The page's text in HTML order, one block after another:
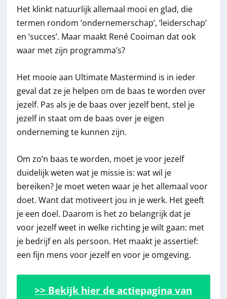
Het klinkt natuurlijk allemaal mooi en glad, die
termen rondom ‘ondernemerschap’, ‘leiderschap’
en ‘succes’. Maar maakt René Cooiman dat ook
waar met zijn programma’s?
Het mooie aan Ultimate Mastermind is in ieder
geval dat ze je helpen om de baas te worden over
jezelf. Pas als je de baas over jezelf bent, stel je
jezelf in staat om de baas over je eigen
onderneming te kunnen zijn.
Om zo’n baas te worden, moet je voor jezelf
duidelijk weten wat je missie is: wat wil je
bereiken? Je moet weten waar je het allemaal voor
doet. Want dat motiveert jou in je werk. Het geeft
je een doel. Daarom is het zo belangrijk dat je
voor jezelf weet in welke richting je wilt gaan: met
je bedrijf en als persoon. Het maakt je assertief:
een fijn mens voor jezelf en voor je omgeving.
>> Bekijk hier de actiepagina van